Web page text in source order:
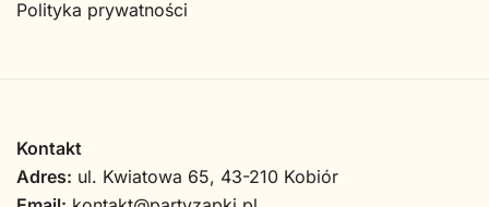
Polityka prywatności
Kontakt
Adres: ul. Kwiatowa 65, 43-210 Kobiór